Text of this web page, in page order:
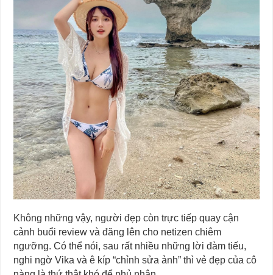
Không những vậy, người đẹp còn trực tiếp quay cận
cảnh buổi review và đăng lên cho netizen chiêm
ngưỡng. Có thể nói, sau rất nhiều những lời đàm tiếu,
nghi ngờ Vika và ê kíp “chỉnh sửa ảnh” thì vẻ đẹp của cô